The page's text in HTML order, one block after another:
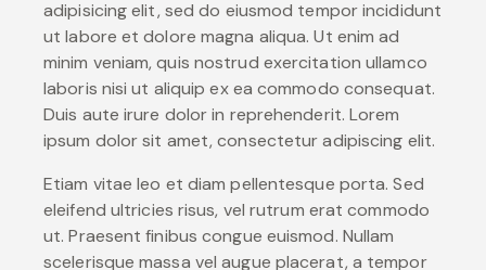
adipisicing elit, sed do eiusmod tempor incididunt
ut labore et dolore magna aliqua. Ut enim ad
minim veniam, quis nostrud exercitation ullamco
laboris nisi ut aliquip ex ea commodo consequat.
Duis aute irure dolor in reprehenderit. Lorem
ipsum dolor sit amet, consectetur adipiscing elit.
Etiam vitae leo et diam pellentesque porta. Sed
eleifend ultricies risus, vel rutrum erat commodo
ut. Praesent finibus congue euismod. Nullam
scelerisque massa vel augue placerat, a tempor